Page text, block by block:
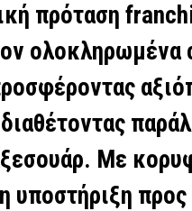
πρόταση
ολοκληρωμένα
Με
υποστήριξη